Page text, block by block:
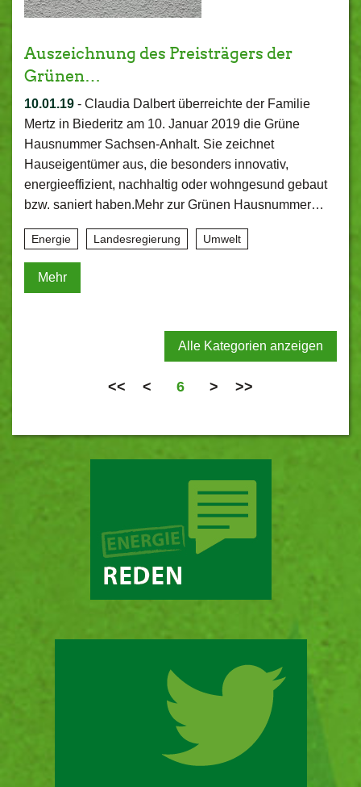
Auszeichnung des Preisträgers der
Grünen…
10.01.19 - Claudia Dalbert überreichte der Familie
Mertz in Biederitz am 10. Januar 2019 die Grüne
Hausnummer Sachsen-Anhalt. Sie zeichnet
Hauseigentümer aus, die besonders innovativ,
energieeffizient, nachhaltig oder wohngesund gebaut
bzw. saniert haben.Mehr zur Grünen Hausnummer…
Energie Landesregierung Umwelt
Mehr
Alle Kategorien anzeigen
<< < 6 > >>